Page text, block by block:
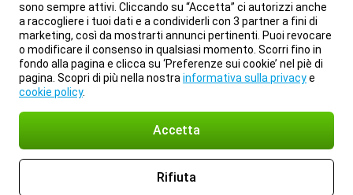
sono sempre attivi. Cliccando su “Accetta” ci autorizzi anche
a raccogliere i tuoi dati e a condividerli con 3 partner a fini di
marketing, così da mostrarti annunci pertinenti. Puoi revocare
o modificare il consenso in qualsiasi momento. Scorri fino in
fondo alla pagina e clicca su ‘Preferenze sui cookie’ nel piè di
pagina. Scopri di più nella nostra informativa sulla privacye
cookie policy.
Accetta
Rifiuta